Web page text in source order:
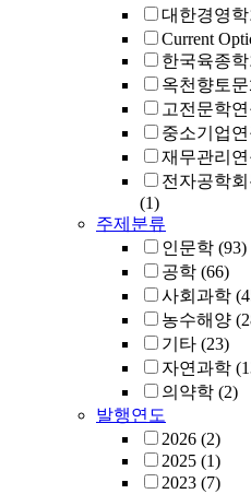
대한경영학
Current
한국육종
옥천향토
고전문학
중소기업
재무관리연
전자공학회
(1)
주제분류
인문학 (93)
공학 (66)
사회과학
농수해양
기타 (23)
자연과학
의약학 (2)
발행연도
2026 (2)
2025 (1)
2023 (7)